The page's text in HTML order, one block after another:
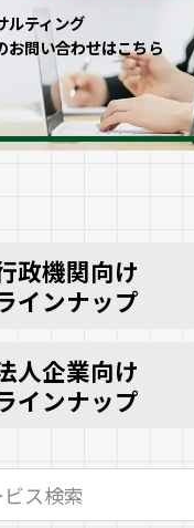
ルティング
お問い合わせはこちら
政機関向け
インナップ
人企業向け
インナップ